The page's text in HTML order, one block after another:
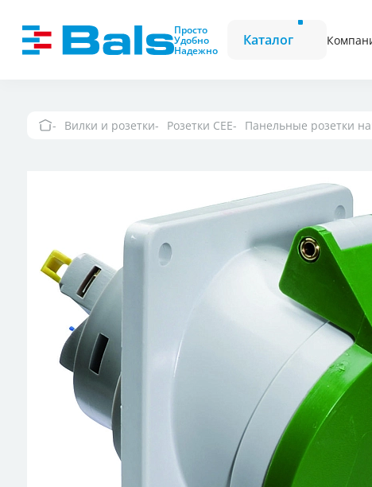
Просто
Удобно
Надежно
Каталог
Вилки и розетки Вилки CEE
Вилки и розетки
Настенные розетки
выключателем и
Вилки и розетки
Вилки и розетки
Разъемы для
Аксессуары для
Вилки и розетки Розетки CEE Панельные розетки